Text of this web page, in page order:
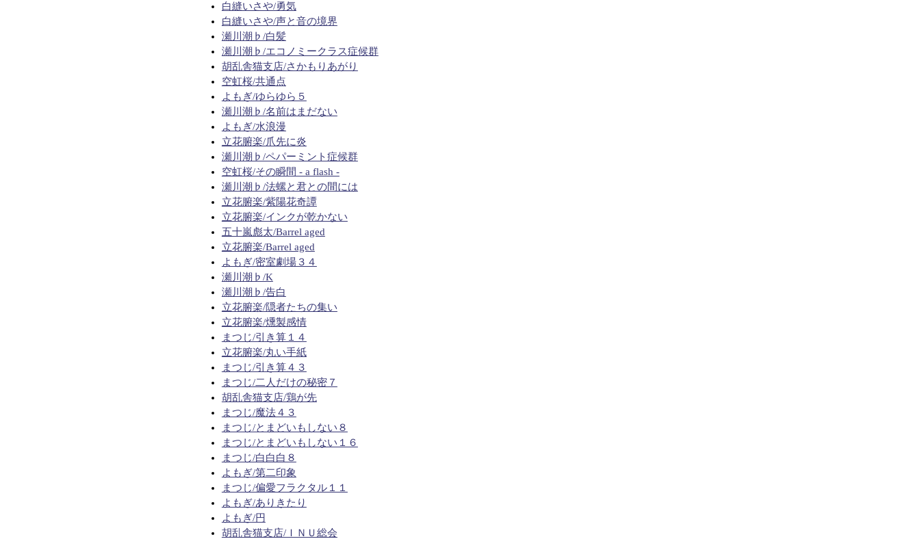
白縫いさや/勇気
白縫いさや/声と音の境界
瀬川潮♭/白髪
瀬川潮♭/エコノミークラス症候群
胡乱舎猫支店/さかもりあがり
空虹桜/共通点
よもぎ/ゆらゆら５
瀬川潮♭/名前はまだない
よもぎ/水浪漫
立花腑楽/爪先に炎
瀬川潮♭/ペパーミント症候群
空虹桜/その瞬間 - a flash -
瀬川潮♭/法螺と君との間には
立花腑楽/紫陽花奇譚
立花腑楽/インクが乾かない
五十嵐彪太/Barrel aged
立花腑楽/Barrel aged
よもぎ/密室劇場３４
瀬川潮♭/K
瀬川潮♭/告白
立花腑楽/隠者たちの集い
立花腑楽/燻製感情
まつじ/引き算１４
立花腑楽/丸い手紙
まつじ/引き算４３
まつじ/二人だけの秘密７
胡乱舎猫支店/鶏が先
まつじ/魔法４３
まつじ/とまどいもしない８
まつじ/とまどいもしない１６
まつじ/白白白８
よもぎ/第二印象
まつじ/偏愛フラクタル１１
よもぎ/ありきたり
よもぎ/円
胡乱舎猫支店/ＩＮＵ総会